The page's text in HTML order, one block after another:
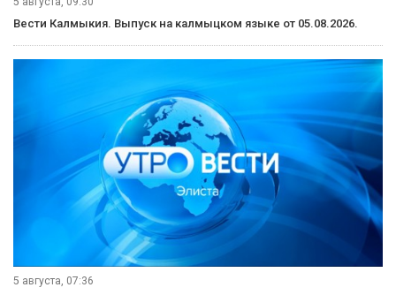
Вести Калмыкия. Выпуск на калмыцком языке от 05.08.2026.
5 августа, 07:36